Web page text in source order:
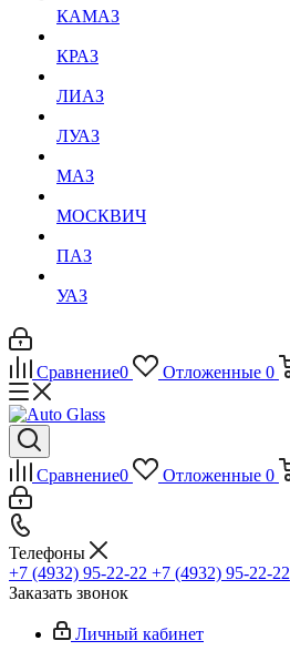
КАМАЗ
КРАЗ
ЛИАЗ
ЛУАЗ
МАЗ
МОСКВИЧ
ПАЗ
УАЗ
Сравнение0 Отложенные 0
Сравнение0 Отложенные 0
Телефоны
+7 (4932) 95-22-22 +7 (4932) 95-22-22
Заказать звонок
Личный кабинет